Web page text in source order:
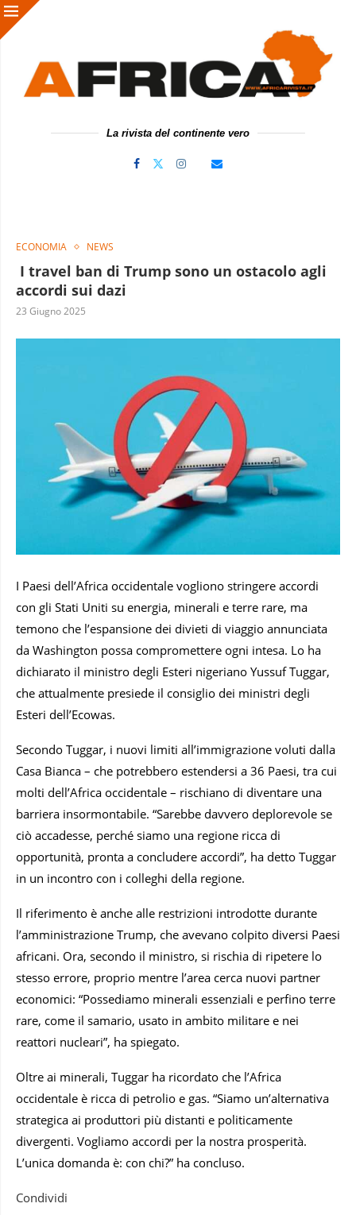
La rivista del continente vero
ECONOMIA NEWS
I travel ban di Trump sono un ostacolo agli
accordi sui dazi
23 Giugno 2025
I Paesi dell’Africa occidentale vogliono stringere accordi
con gli Stati Uniti su energia, minerali e terre rare, ma
temono che l’espansione dei divieti di viaggio annunciata
da Washington possa compromettere ogni intesa. Lo ha
dichiarato il ministro degli Esteri nigeriano Yussuf Tuggar,
che attualmente presiede il consiglio dei ministri degli
Esteri dell’Ecowas.
Secondo Tuggar, i nuovi limiti all’immigrazione voluti dalla
Casa Bianca – che potrebbero estendersi a 36 Paesi, tra cui
molti dell’Africa occidentale – rischiano di diventare una
barriera insormontabile. “Sarebbe davvero deplorevole se
ciò accadesse, perché siamo una regione ricca di
opportunità, pronta a concludere accordi”, ha detto Tuggar
in un incontro con i colleghi della regione.
Il riferimento è anche alle restrizioni introdotte durante
l’amministrazione Trump, che avevano colpito diversi Paesi
africani. Ora, secondo il ministro, si rischia di ripetere lo
stesso errore, proprio mentre l’area cerca nuovi partner
economici: “Possediamo minerali essenziali e perfino terre
rare, come il samario, usato in ambito militare e nei
reattori nucleari”, ha spiegato.
Oltre ai minerali, Tuggar ha ricordato che l’Africa
occidentale è ricca di petrolio e gas. “Siamo un’alternativa
strategica ai produttori più distanti e politicamente
divergenti. Vogliamo accordi per la nostra prosperità.
L’unica domanda è: con chi?” ha concluso.
Condividi